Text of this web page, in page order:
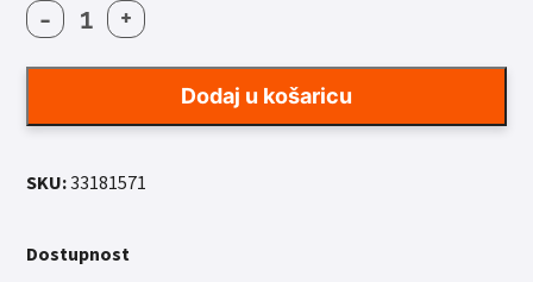
-
ZRA
26x1.75/2.125
40MM
+
Dodaj u košaricu
SKU:33181571
Dostupnost